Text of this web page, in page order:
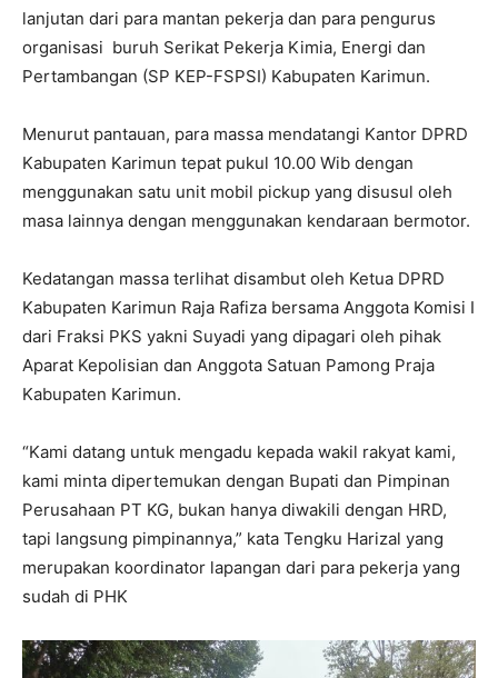
lanjutan dari para mantan pekerja dan para pengurus
organisasi buruh Serikat Pekerja Kimia, Energi dan
Pertambangan (SP KEP-FSPSI) Kabupaten Karimun.
Menurut pantauan, para massa mendatangi Kantor DPRD
Kabupaten Karimun tepat pukul 10.00 Wib dengan
menggunakan satu unit mobil pickup yang disusul oleh
masa lainnya dengan menggunakan kendaraan bermotor.
Kedatangan massa terlihat disambut oleh Ketua DPRD
Kabupaten Karimun Raja Rafiza bersama Anggota Komisi I
dari Fraksi PKS yakni Suyadi yang dipagari oleh pihak
Aparat Kepolisian dan Anggota Satuan Pamong Praja
Kabupaten Karimun.
“Kami datang untuk mengadu kepada wakil rakyat kami,
kami minta dipertemukan dengan Bupati dan Pimpinan
Perusahaan PT KG, bukan hanya diwakili dengan HRD,
tapi langsung pimpinannya,” kata Tengku Harizal yang
merupakan koordinator lapangan dari para pekerja yang
sudah di PHK